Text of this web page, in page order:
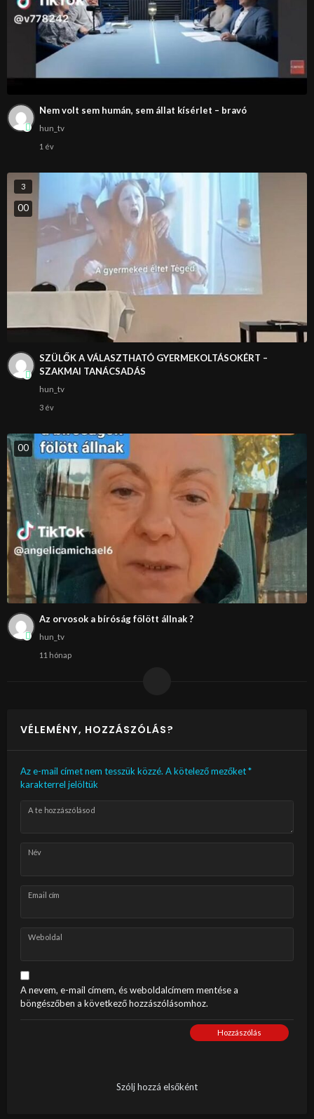
Nem volt sem humán, sem állat kísérlet – bravó
hun_tv
1 év
3
00
SZÜLŐK A VÁLASZTHATÓ GYERMEKOLTÁSOKÉRT –
SZAKMAI TANÁCSADÁS
hun_tv
3 év
00
Az orvosok a bíróság fölött állnak ?
hun_tv
11 hónap
VÉLEMÉNY, HOZZÁSZÓLÁS?
Az e-mail címet nem tesszük közzé. A kötelező mezőket*
karakterrel jelöltük
A te hozzászólásod
Név
Email cím
Weboldal
A nevem, e-mail címem, és weboldalcímem mentése a
böngészőben a következő hozzászólásomhoz.
Hozzászólás
Szólj hozzá elsőként